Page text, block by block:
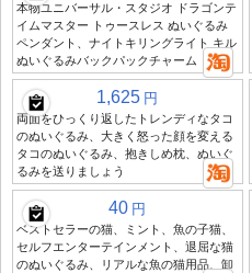
本物ユニバーサル・スタジオ ドラゴンテ
イムマスター トゥースレス ぬいぐるみ
ペンダント、ナイトキリングライト キル
ぬいぐるみバックパックチャーム
1,625 円
両面をひっくり返したトレンディなタコ
のぬいぐるみ、大きく怒った顔を変える
タコのぬいぐるみ、抱きしめ枕、ぬいぐ
るみを送りましょう
40 円
ベストセラーの猫、ミント、魚の子猫、
セルフエンターテインメント、退屈な猫
のぬいぐるみ、リアルな魚の猫用品、卸